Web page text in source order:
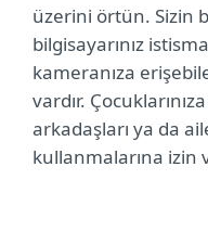
üzerini örtün. Sizin
bilgisayarınız
kameranıza
vardır.
arkadaşları ya da
kullanmalarına izin